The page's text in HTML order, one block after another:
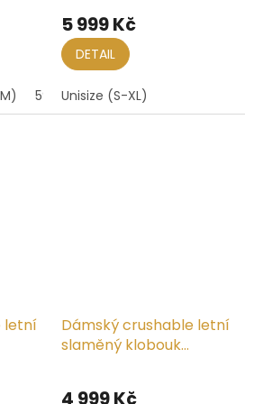
59 cm (L)
5 999 Kč
DETAIL
Unisize (S-XL)
letní
Dámský crushable letní
slaměný klobouk
4 999 Kč